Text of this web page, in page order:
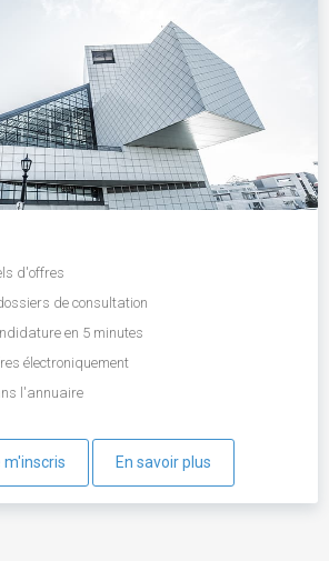
d'offres
de consultation
en 5 minutes
électroniquement
l'annuaire
m'inscris En savoir plus